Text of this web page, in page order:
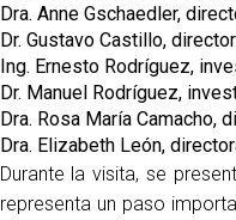
Dra. Anne Gschaedler,
Dr. Gustavo Castillo,
Ing. Ernesto Rodríguez,
Dr. Manuel Rodríguez,
Dra. Rosa María Camacho,
Dra. Elizabeth León,
Durante la visita, se
representa un paso